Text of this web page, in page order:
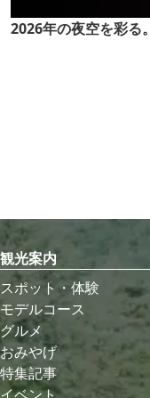
2026年の夜空を彩る
観光案内
スポット・体験
モデルコース
グルメ
おみやげ
特集記事